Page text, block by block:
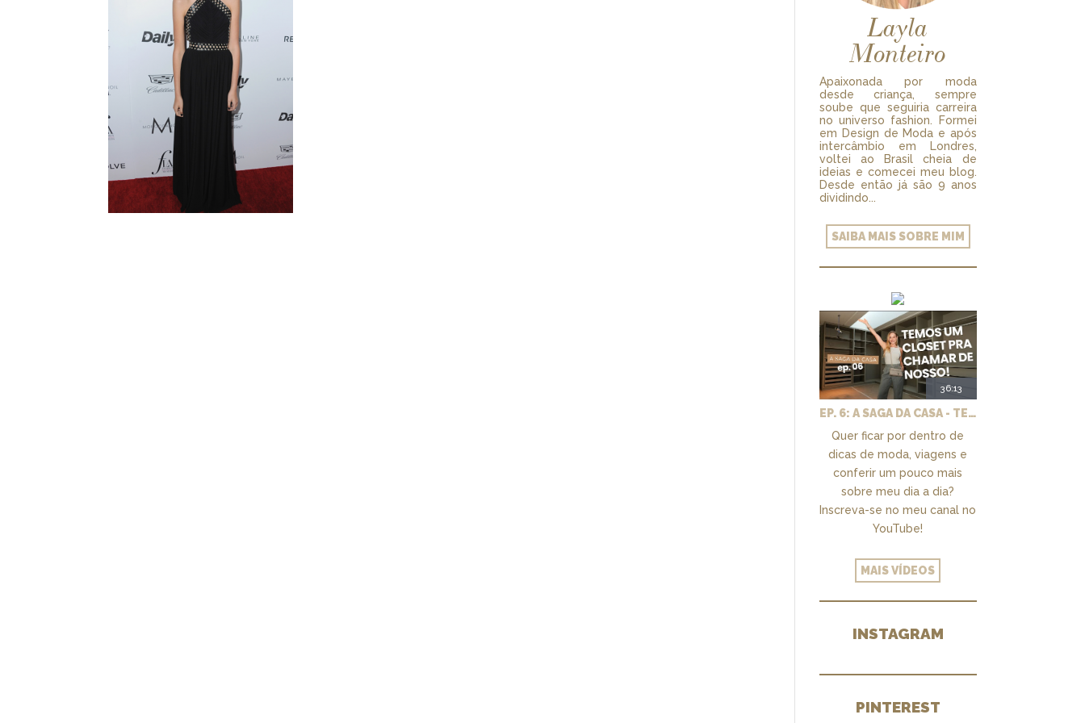
Layla
Monteiro
Apaixonada por moda
desde criança, sempre
soube que seguiria carreira
no universo fashion. Formei
em Design de Moda e após
intercâmbio em Londres,
voltei ao Brasil cheia de
ideias e comecei meu blog.
Desde então já são 9 anos
dividindo...
SAIBA MAIS SOBRE MIM
36:13
EP. 6: A SAGA DA CASA - TEMOS UM CLOSET PRA CHAMAR DE NOSSO + MARCENARIA E PAISAGISMO
Quer ficar por dentro de
dicas de moda, viagens e
conferir um pouco mais
sobre meu dia a dia?
Inscreva-se no meu canal no
YouTube!
MAIS VÍDEOS
INSTAGRAM
PINTEREST